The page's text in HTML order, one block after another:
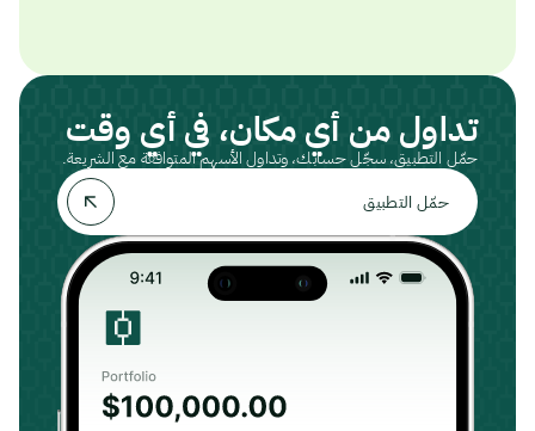
تداول من أي مكان، في أي وقت
حمّل التطبيق، سجّل حسابك، وتداول الأسهم المتوافقة مع الشريعة.
حمّل التطبيق